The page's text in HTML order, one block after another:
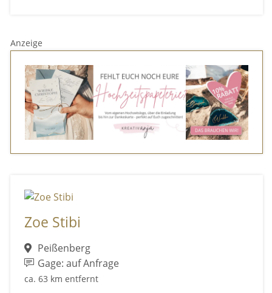
Anzeige
Zoe Stibi
Peißenberg
Gage: auf Anfrage
ca. 63 km entfernt